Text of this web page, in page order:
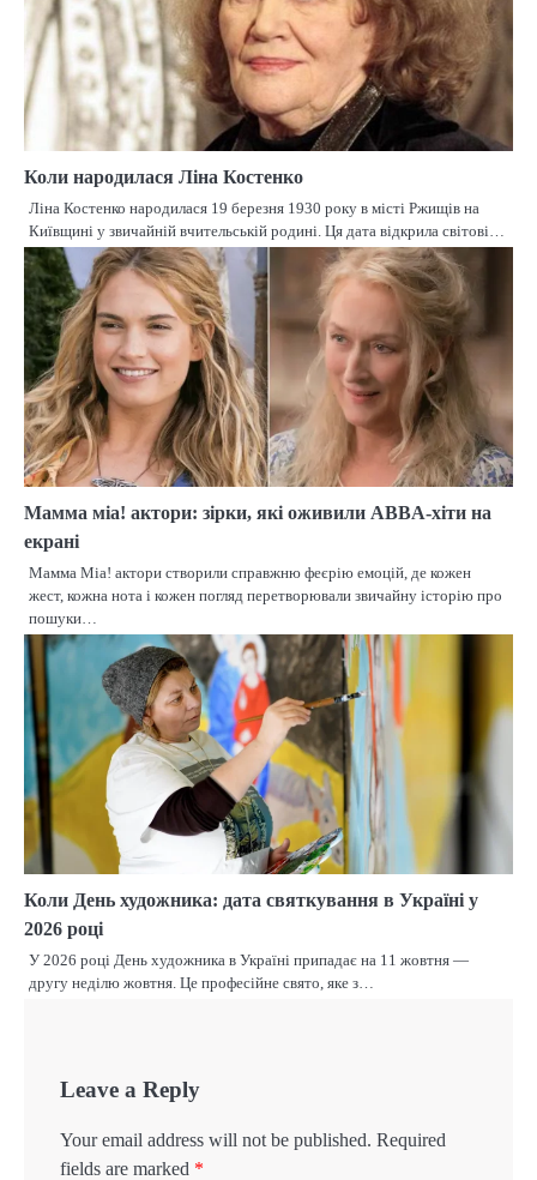
Коли народилася Ліна Костенко
Ліна Костенко народилася 19 березня 1930 року в місті Ржищів на
Київщині у звичайній вчительській родині. Ця дата відкрила світові…
Мамма міа! актори: зірки, які оживили ABBA-хіти на
екрані
Мамма Міа! актори створили справжню феєрію емоцій, де кожен
жест, кожна нота і кожен погляд перетворювали звичайну історію про
пошуки…
Коли День художника: дата святкування в Україні у
2026 році
У 2026 році День художника в Україні припадає на 11 жовтня —
другу неділю жовтня. Це професійне свято, яке з…
Leave a Reply
Your email address will not be published. Required
fields are marked *